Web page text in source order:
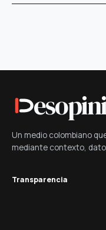
Un medio colombiano
mediante contexto,
Transparencia